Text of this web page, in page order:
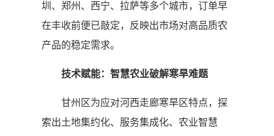
圳、郑州、西宁、拉萨等多个城市，订单早
在丰收前便已敲定，反映出市场对高品质农
产品的稳定需求。
技术赋能：智慧农业破解寒旱难题
甘州区为应对河西走廊寒旱区特点，探
索出土地集约化、服务集成化、农业智慧